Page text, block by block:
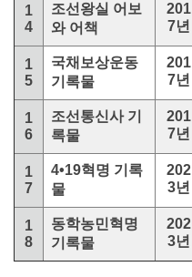
1
4
조선왕실 어보
와 어책
201
7년
1
5
국채보상운동
기록물
201
7년
1
6
조선통신사 기
록물
201
7년
1
7
4•19혁명 기록
물
202
3년
1
8
동학농민혁명
기록물
202
3년